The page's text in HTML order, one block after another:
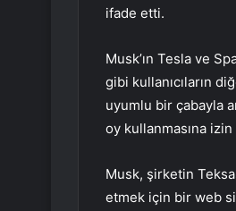
ifade etti.
Musk’ın Tesla ve
gibi kullanıcıların
uyumlu bir çabayla
oy kullanmasına
Musk, şirketin
etmek için bir web